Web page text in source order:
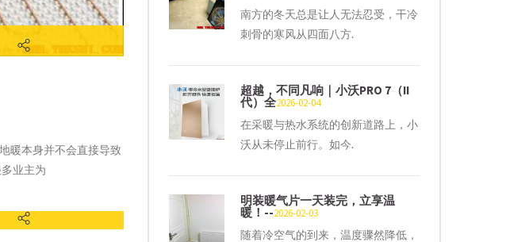
暖本身并不会直接导致
业主为
南方的冬天总是让人无法忍受，干冷
刺骨的寒风从四面八方.
超越，不同凡响｜小沃PRO 7（II
代）全2026-02-04
在采暖与热水系统的创新道路上，小
沃从未停止前行。如今.
明装暖气片一天装完，立享温
暖！--2026-02-03
随着冷空气的到来，温度骤然降低，